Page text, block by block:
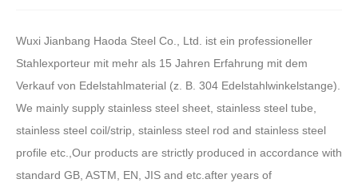
Wuxi Jianbang Haoda Steel Co., Ltd. ist ein professioneller
Stahlexporteur mit mehr als 15 Jahren Erfahrung mit dem
Verkauf von Edelstahlmaterial (z. B. 304 Edelstahlwinkelstange).
We mainly supply stainless steel sheet, stainless steel tube,
stainless steel coil/strip, stainless steel rod and stainless steel
profile etc.,Our products are strictly produced in accordance with
standard GB, ASTM, EN, JIS and etc.after years of